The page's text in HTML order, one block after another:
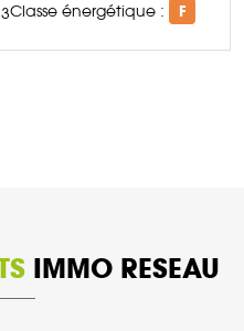
3Classe énergétique : F
IMMO RESEAU